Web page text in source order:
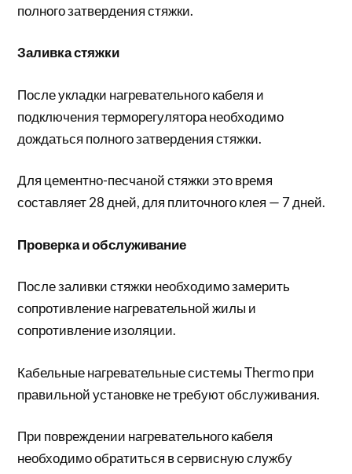
полного затвердения стяжки.
Заливка стяжки
После укладки нагревательного кабеля и
подключения терморегулятора необходимо
дождаться полного затвердения стяжки.
Для цементно-песчаной стяжки это время
составляет 28 дней, для плиточного клея — 7 дней.
Проверка и обслуживание
После заливки стяжки необходимо замерить
сопротивление нагревательной жилы и
сопротивление изоляции.
Кабельные нагревательные системы Thermo при
правильной установке не требуют обслуживания.
При повреждении нагревательного кабеля
необходимо обратиться в сервисную службу